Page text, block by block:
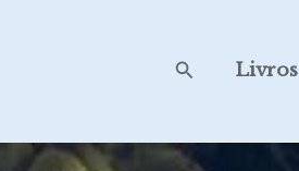
SearchLivros